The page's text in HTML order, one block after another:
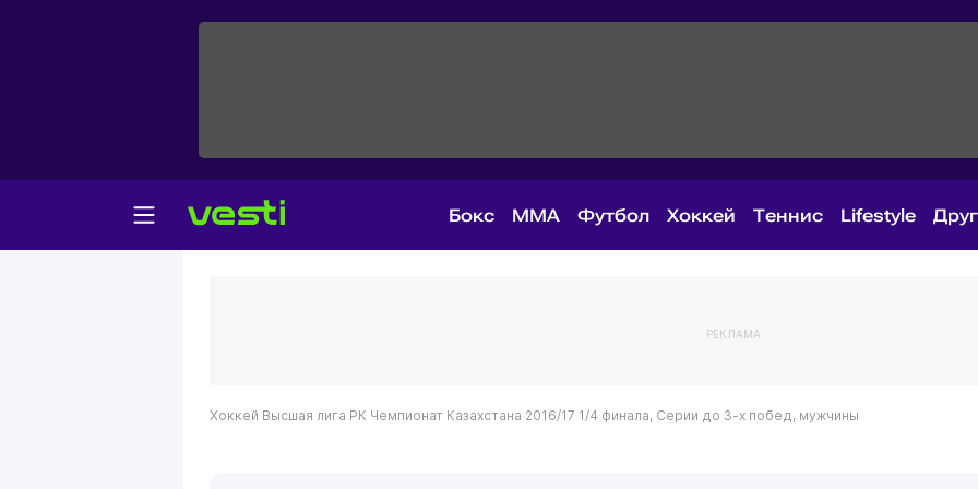
Бокс MMA Футбол Хоккей Теннис Lifestyle
РЕКЛАМА
Хоккей Высшая лига РК Чемпионат Казахстана 2016/17 1/4 финала, Серии до 3-х побед, мужчины